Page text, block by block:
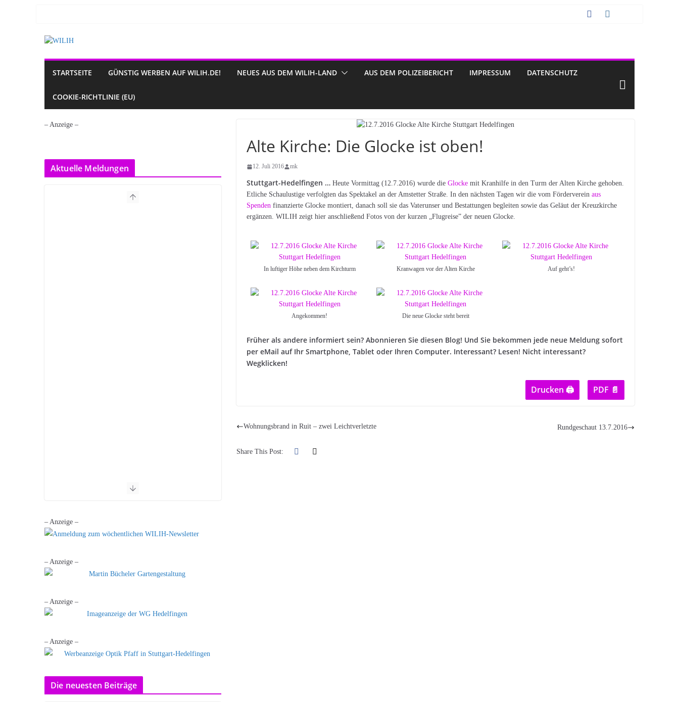
STARTSEITE GÜNSTIG WERBEN AUF WILIH.DE! NEUES AUS DEM WILIH-LAND AUS DEM POLIZEIBERICHT IMPRESSUM DATENSCHUTZ
COOKIE-RICHTLINIE (EU)
Alte Kirche: Die Glocke ist oben!
12. Juli 2016 mk
Stuttgart-Hedelfingen … Heute Vormittag (12.7.2016) wurde dieGlocke mit Kranhilfe in den Turm der Alten Kirche gehoben.
Etliche Schaulustige verfolgten das Spektakel an der Amstetter Straße. In den nächsten Tagen wir die vom Fördervereinaus
Spenden finanzierte Glocke montiert, danach soll sie das Vaterunser und Bestattungen begleiten sowie das Geläut der Kreuzkirche
ergänzen. WILIH zeigt hier anschließend Fotos von der kurzen „Flugreise” der neuen Glocke.
In luftiger Höhe neben dem Kirchturm Kranwagen vor der Alten Kirche Auf geht’s!
Angekommen! Die neue Glocke steht bereit
Früher als andere informiert sein? Abonnieren Sie diesen Blog! Und Sie bekommen jede neue Meldung sofort
per eMail auf Ihr Smartphone, Tablet oder Ihren Computer. Interessant? Lesen! Nicht interessant?
Wegklicken!
Drucken 🖨 PDF 📄
Wohnungsbrand in Ruit – zwei Leichtverletzte Rundgeschaut 13.7.2016
Share This Post:
– Anzeige –
Aktuelle Meldungen
– Anzeige –
– Anzeige –
– Anzeige –
– Anzeige –
Die neuesten Beiträge